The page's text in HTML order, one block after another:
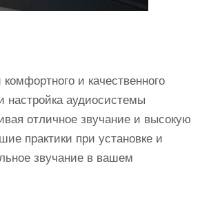
и качественного
настройка аудиосистемы
отличное звучание и высокую
практики при установке и
звучание в вашем